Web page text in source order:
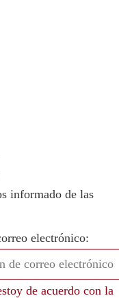
informado de las
electrónico:
de acuerdo con la